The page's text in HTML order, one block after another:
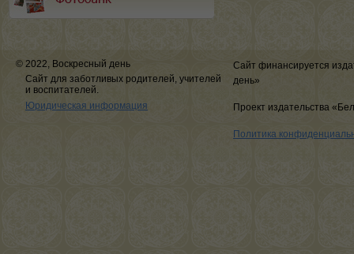
© 2022, Воскресный день
Сайт для заботливых родителей, учителей
и воспитателей.
Юридическая информация
Сайт финансируется
день»
Проект издательства
Политика